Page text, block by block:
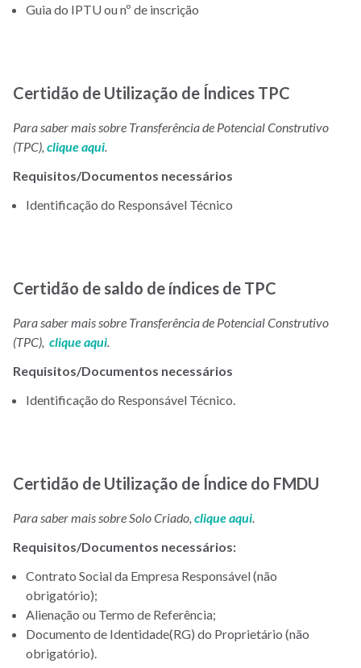
Guia do IPTU ou nº de inscrição
Certidão de Utilização de Índices TPC
Para saber mais sobre Transferência de Potencial Construtivo
(TPC), clique aqui.
Requisitos/Documentos necessários
Identificação do Responsável Técnico
Certidão de saldo de índices de TPC
Para saber mais sobre Transferência de Potencial Construtivo
(TPC), clique aqui.
Requisitos/Documentos necessários
Identificação do Responsável Técnico.
Certidão de Utilização de Índice do FMDU
Para saber mais sobre Solo Criado, clique aqui.
Requisitos/Documentos necessários:
Contrato Social da Empresa Responsável (não
obrigatório);
Alienação ou Termo de Referência;
Documento de Identidade(RG) do Proprietário (não
obrigatório).